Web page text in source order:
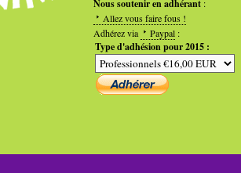
Nous soutenir en adhérant :
Allez vous faire fous !
Adhérez via
Paypal :
Type d'adhésion pour 2015 :